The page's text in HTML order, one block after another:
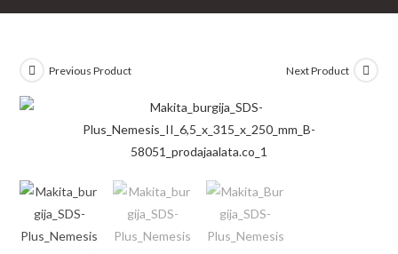
Previous Product Next Product